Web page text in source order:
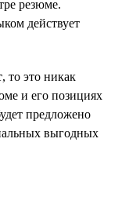
резюме.
действует
, то это никак
и его позициях
предложено
выгодных